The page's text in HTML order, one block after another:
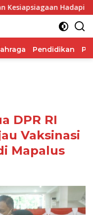
Musim Kemarau
Pendidikan
DPR RI
Vaksinasi
Mapalus